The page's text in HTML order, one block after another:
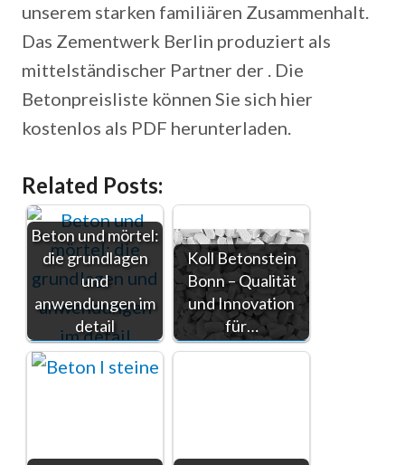
unserem starken familiären Zusammenhalt.
Das Zementwerk Berlin produziert als
mittelständischer Partner der . Die
Betonpreisliste können Sie sich hier
kostenlos als PDF herunterladen.
Related Posts:
Beton und mörtel:
die grundlagen
und
anwendungen im
detail
Koll Betonstein
Bonn – Qualität
und Innovation
für…